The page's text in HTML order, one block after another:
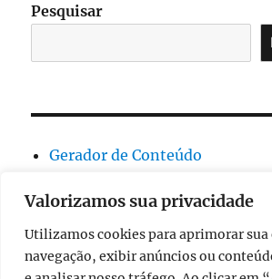
Valorizamos sua privacidade
Utilizamos cookies para aprimorar sua
navegação, exibir anúncios ou
Pesquisar
Gerador de Conteúdo
Resumo
Sinônimo
Validador de Plágio